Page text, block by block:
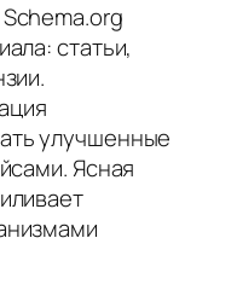
статьи,
улучшенные
Ясная